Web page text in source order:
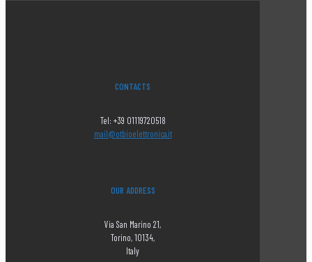
CONTACTS
Tel: +39 01119720518
mail@otbioelettronica.it
OUR ADDRESS
Via San Marino 21,
Torino, 10134,
Italy